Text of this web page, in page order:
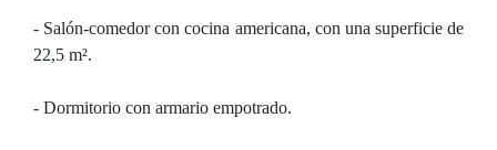
- Salón-comedor con cocina americana, con una superficie de
22,5 m².
- Dormitorio con armario empotrado.